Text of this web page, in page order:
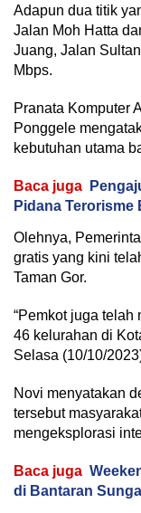
Adapun dua titik
Jalan Moh Hatta
Juang, Jalan
Mbps.
Pranata Komputer
Ponggele
kebutuhan utama
Baca juga
Pidana Terorisme
Olehnya,
gratis yang kini
Taman Gor.
“Pemkot juga
46 kelurahan di
Selasa (10/10/
Novi menyatakan
tersebut
mengeksplorasi
Baca juga
di Bantaran